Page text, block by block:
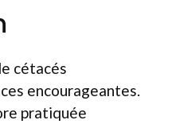
cétacés
encourageantes.
pratiquée